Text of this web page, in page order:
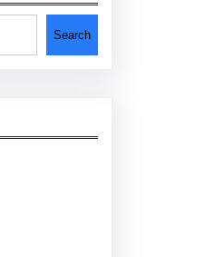
Search